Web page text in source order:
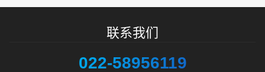
联系我们
022-58956119